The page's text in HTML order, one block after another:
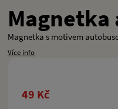
Magnetka s motivem
Více info
49 Kč